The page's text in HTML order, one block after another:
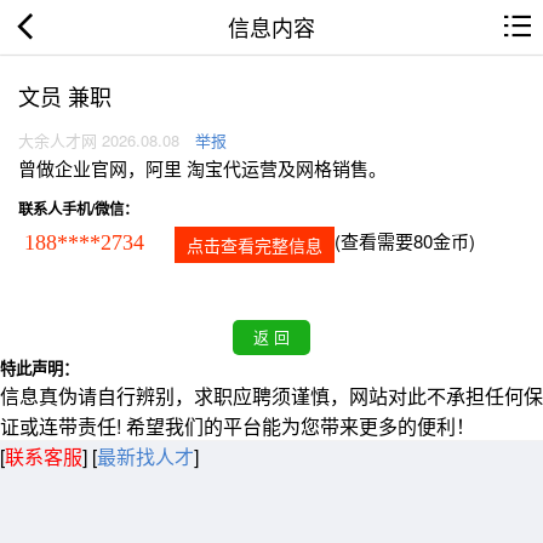
信息内容
文员 兼职
大余人才网 2026.08.08 举报
曾做企业官网，阿里 淘宝代运营及网格销售。
联系人手机/微信：
188****2734 点击查看完整信息 (查看需要80金币)
特此声明：
信息真伪请自行辨别，求职应聘须谨慎，网站对此不承担任何保
证或连带责任! 希望我们的平台能为您带来更多的便利！
[联系客服] [最新找人才]